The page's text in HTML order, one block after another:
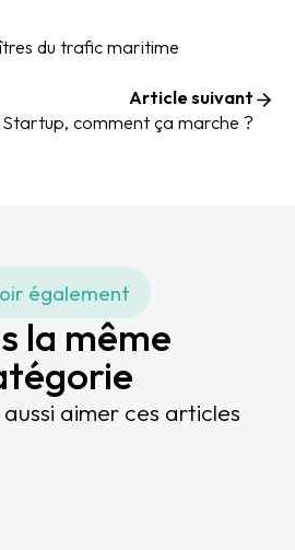
du trafic maritime
Article suivant
comment ça marche ?
également
la même
aimer ces articles